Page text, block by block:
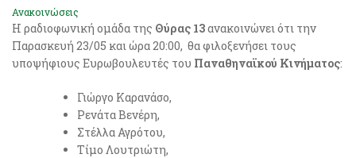
Ανακοινώσεις
Η ραδιοφωνική ομάδα της Θύρας 13ανακοινώνει ότι την
Παρασκευή 23/05 και ώρα 20:00, θα φιλοξενήσει τους
υποψήφιους Ευρωβουλευτές του Παναθηναϊκού Κινήματος:
Γιώργο Καρανάσο,
Ρενάτα Βενέρη,
Στέλλα Αγρότου,
Τίμο Λουτριώτη,